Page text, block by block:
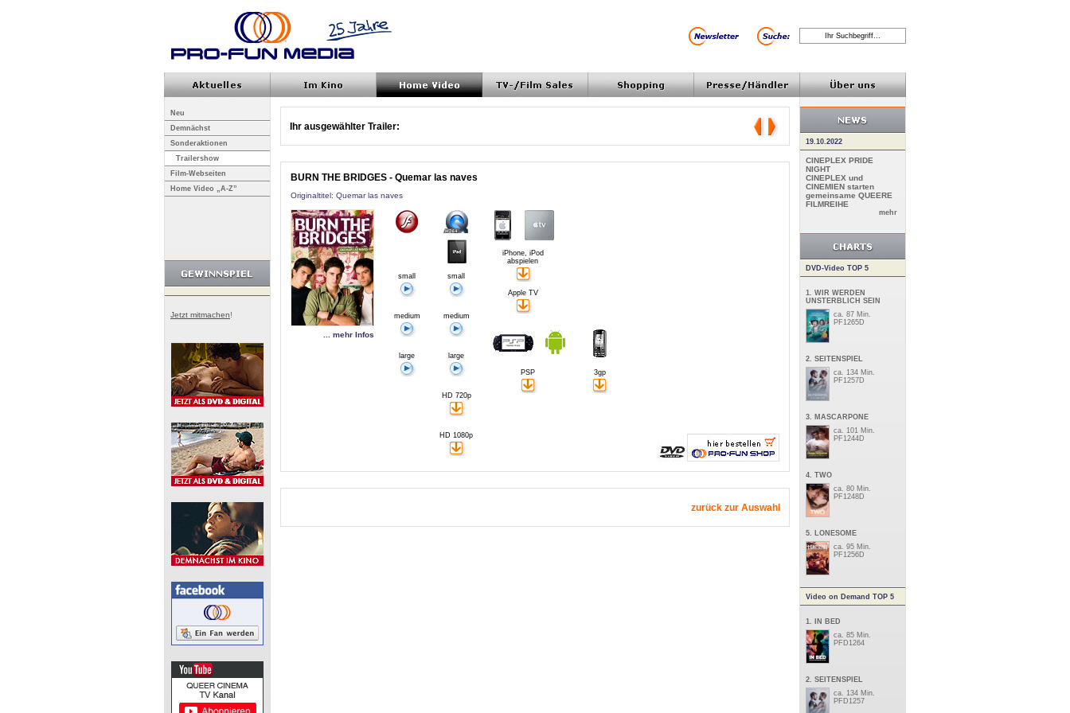
Neu
Demnächst
Sonderaktionen
Trailershow
Film-Webseiten
Home Video „A-Z”
Jetzt mitmachen!
Ihr ausgewählter Trailer:
BURN THE BRIDGES - Quemar las naves
Originaltitel: Quemar las naves
... mehr Infos
small
medium
large
small
medium
large
HD 720p
HD 1080p
iPhone, iPod
abspielen
Apple TV
PSP 3gp
zurück zur Auswahl
19.10.2022
CINEPLEX PRIDE
NIGHT
CINEPLEX und
CINEMIEN starten
gemeinsame QUEERE
FILMREIHE
mehr
DVD-Video TOP 5
1. WIR WERDEN
UNSTERBLICH SEIN
ca. 87 Min.
PF1265D
2. SEITENSPIEL
ca. 134 Min.
PF1257D
3. MASCARPONE
ca. 101 Min.
PF1244D
4. TWO
ca. 80 Min.
PF1248D
5. LONESOME
ca. 95 Min.
PF1256D
Video on Demand TOP 5
1. IN BED
ca. 85 Min.
PFD1264
2. SEITENSPIEL
ca. 134 Min.
PFD1257